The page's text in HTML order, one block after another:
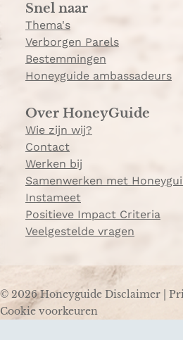
m
Snel naar
Thema's
Verborgen Parels
Bestemmingen
Honeyguide ambassadeurs
Over HoneyGuide
Wie zijn wij?
Contact
Werken bij
Samenwerken met
Instameet
Positieve Impact Criteria
Veelgestelde vragen
© 2026 Honeyguide Disclaimer
Cookie voorkeuren